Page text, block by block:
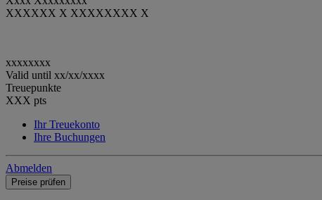
XXXXXX X XXXXXXXX X
xxxxxxxx
Valid until xx/xx/xxxx
Treuepunkte
XXX pts
Ihr Treuekonto
Ihre Buchungen
Abmelden
Preise prüfen